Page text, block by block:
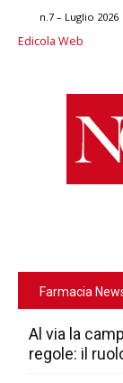
n.7 – Luglio 2026
Edicola Web
Farmacia
Al via la
regole: il